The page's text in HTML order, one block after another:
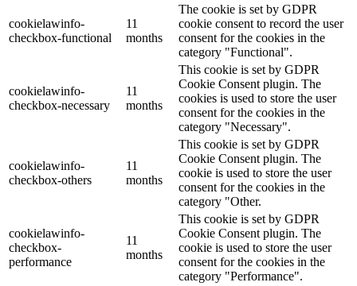
cookielawinfo-
checkbox-functional
11
months
The cookie is set by GDPR
cookie consent to record the user
consent for the cookies in the
category "Functional".
cookielawinfo-
checkbox-necessary
11
months
This cookie is set by GDPR
Cookie Consent plugin. The
cookies is used to store the user
consent for the cookies in the
category "Necessary".
cookielawinfo-
checkbox-others
11
months
This cookie is set by GDPR
Cookie Consent plugin. The
cookie is used to store the user
consent for the cookies in the
category "Other.
cookielawinfo-
checkbox-
performance
11
months
This cookie is set by GDPR
Cookie Consent plugin. The
cookie is used to store the user
consent for the cookies in the
category "Performance".